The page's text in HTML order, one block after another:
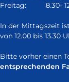
Freitag: 8.30-
In der Mittagszeit
von 12.00 bis 13.30
Bitte vorher einen
entsprechenden